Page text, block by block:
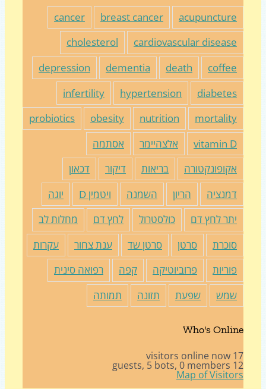
breast cancer
cancer
cardiovascular
cholesterol
death
dementia
depression
hypertension
infertility
nutrition
obesity
probiotics
vitamin
אלצהיימר
אסתמה
בריאות דיקור
דכאון
הריון השמנה ויטמין D
יוגה
לחץ דם
כולסטרול לחץ דם
מחלות לב
סרטן סרטן שד ענת צחור
עקרות
פרוביוטיקה קפה
רפואה סינית
שפעת תזונה תמותה
Who's
5 bots, 0 members
Map of